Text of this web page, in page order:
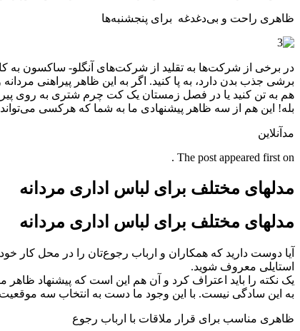
ظاهری راحت و بی‌دغدغه برای پنجشنبه‌ها
در برخی از شرکت‌ها به تقلید از شرکت‌های آنگلو- ساکسون به
برشی جذب بدن دارد، به پا کنید. اگر به این ظاهر پیراهنی
هم به تن کنید یا در فصل زمستان یک کت چرم شتری به روی
بله! این هم از سه ظاهر پیشنهادی ما به شما که هرکسی
مدآنلاین
The post appeared first on .
مدلهای مختلف برای لباس اداری مردانه
مدلهای مختلف برای لباس اداری مردانه
آیا دوست دارید که همکاران و ارباب رجوع‌تان را در محل کار
استایلی معروف شوید.
یک نکته را باید اعتراف کرد و آن هم این است که پیشنهاد
به این سادگی نیست. با این وجود ما دست به انتخاب سه موقعیت
ظاهری مناسب برای قرار ملاقات با ارباب رجوع